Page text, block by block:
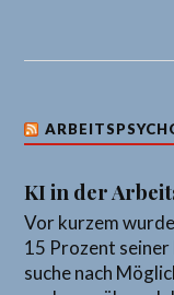
KI in der
Vor kurzem
15 Prozent
suche nach